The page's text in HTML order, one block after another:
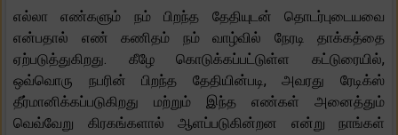
எல்லா எண்களும் நம் பிறந்த தேதியுடன் தொடர்புடையவை
என்பதால் எண் கணிதம் நம் வாழ்வில் நேரடி தாக்கத்தை
ஏற்படுத்துகிறது. கீழே கொடுக்கப்பட்டுள்ள கட்டுரையில்,
ஒவ்வொரு நபரின் பிறந்த தேதியின்படி, அவரது ரேடிக்ஸ்
தீர்மானிக்கப்படுகிறது மற்றும் இந்த எண்கள் அனைத்தும்
வெவ்வேறு கிரகங்களால் ஆளப்படுகின்றன என்று நாங்கள்